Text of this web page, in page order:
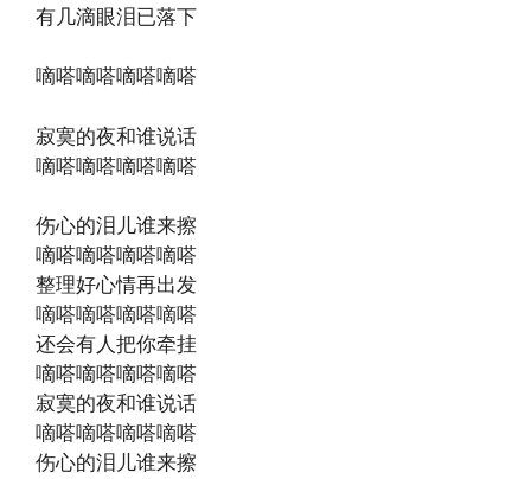
有几滴眼泪已落下
嘀嗒嘀嗒嘀嗒嘀嗒
寂寞的夜和谁说话
嘀嗒嘀嗒嘀嗒嘀嗒
伤心的泪儿谁来擦
嘀嗒嘀嗒嘀嗒嘀嗒
整理好心情再出发
嘀嗒嘀嗒嘀嗒嘀嗒
还会有人把你牵挂
嘀嗒嘀嗒嘀嗒嘀嗒
寂寞的夜和谁说话
嘀嗒嘀嗒嘀嗒嘀嗒
伤心的泪儿谁来擦